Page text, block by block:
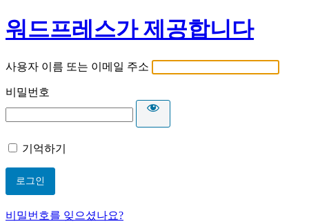
워드프레스가 제공합니다
사용자 이름 또는 이메일 주소
비밀번호
기억하기
비밀번호를 잊으셨나요?